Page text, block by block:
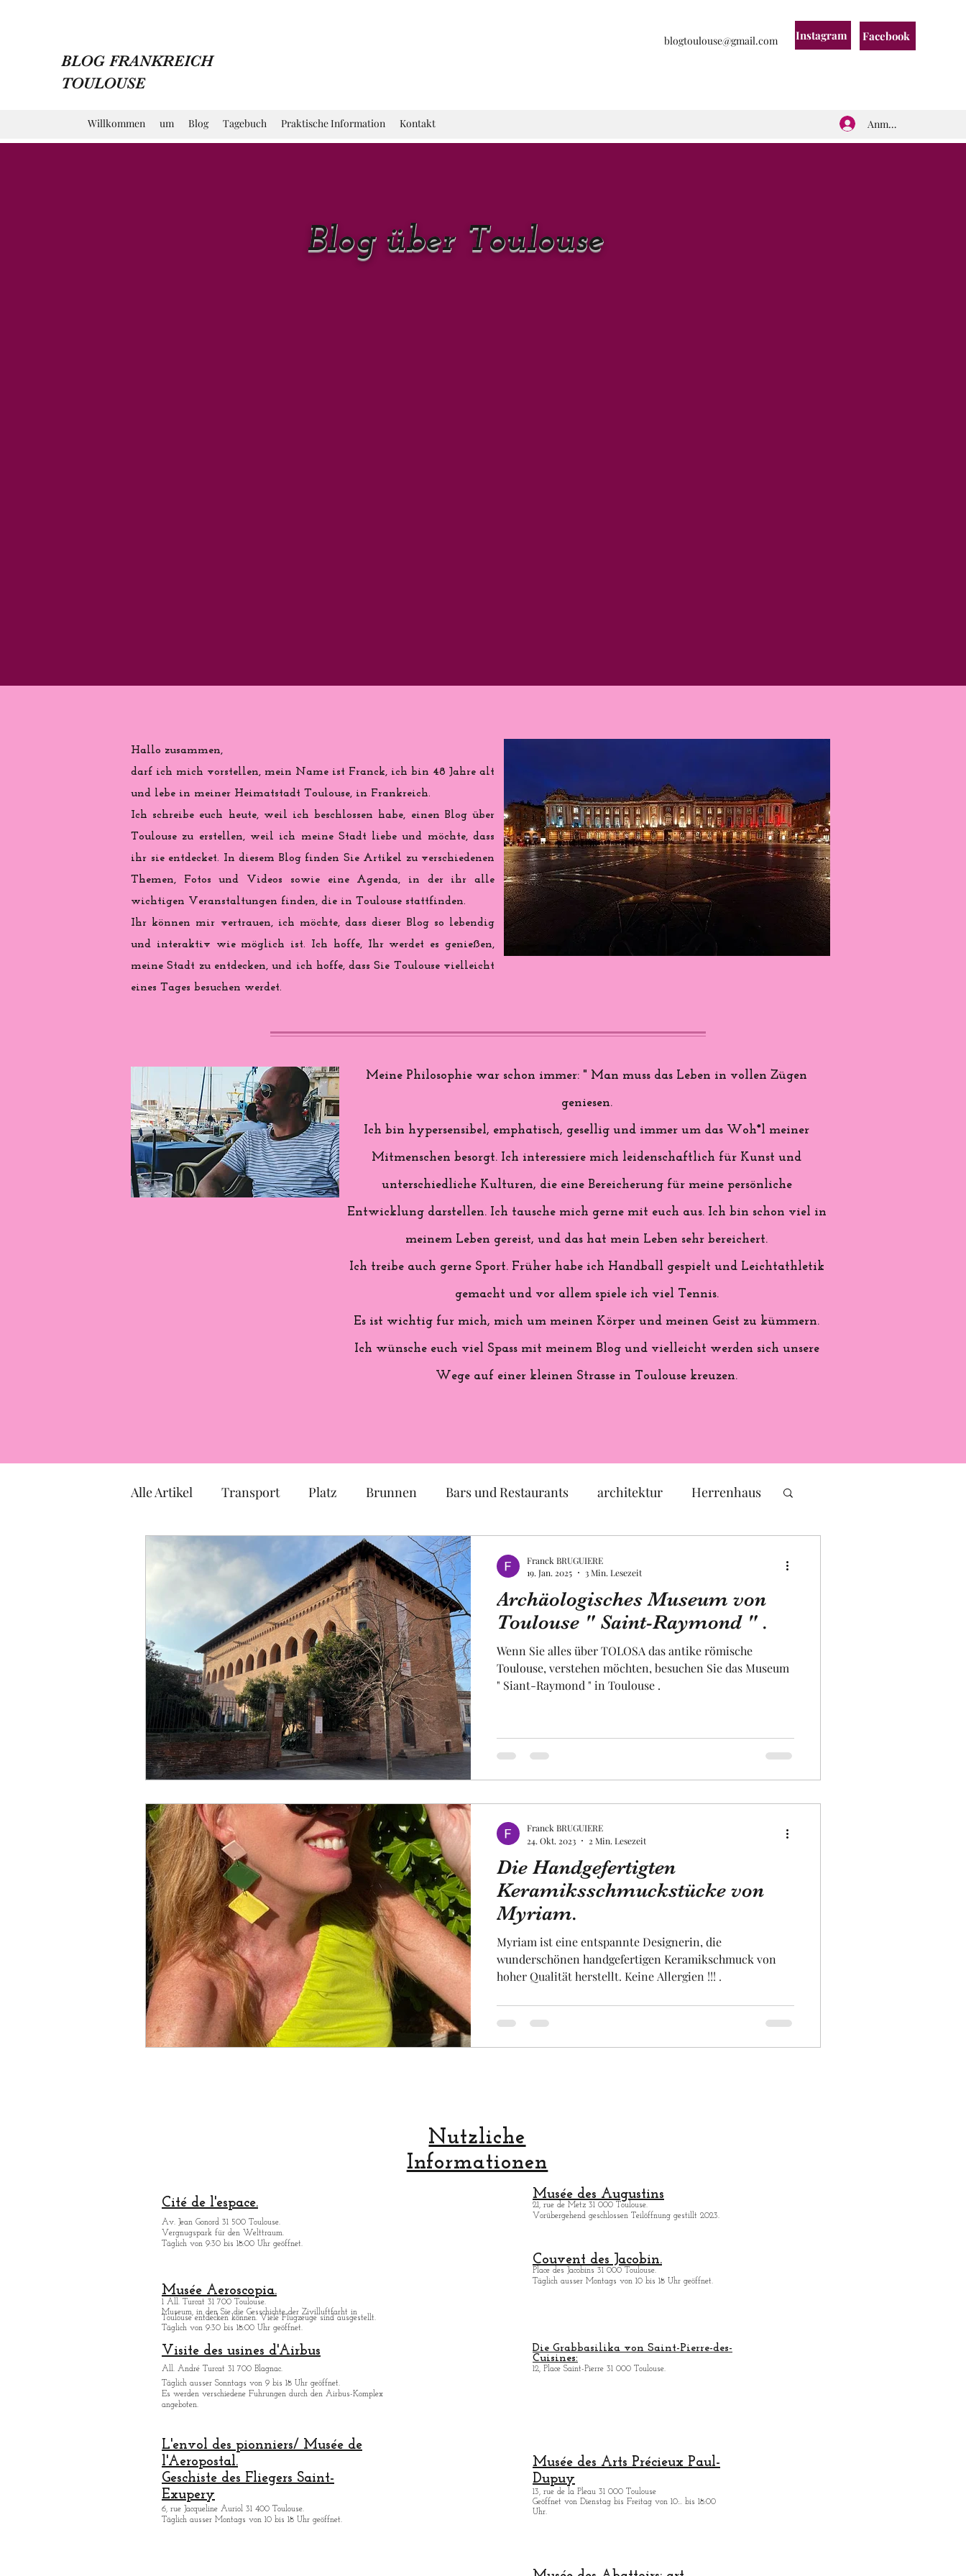
BLOG FRANKREICH
TOULOUSE
blogtoulouse@gmail.com Instagram Facebook
Willkommen um Blog Tagebuch Praktische Information Kontakt Anmelden
Blog über Toulouse
Hallo zusammen,
darf ich mich vorstellen, mein Name ist Franck, ich bin 48 Jahre alt
und lebe in meiner Heimatstadt Toulouse, in Frankreich.
Ich schreibe euch heute, weil ich beschlossen habe, einen Blog über
Toulouse zu erstellen, weil ich meine Stadt liebe und möchte, dass
ihr sie entdecket. In diesem Blog finden Sie Artikel zu verschiedenen
Themen, Fotos und Videos sowie eine Agenda, in der ihr alle
wichtigen Veranstaltungen finden, die in Toulouse stattfinden.
Ihr können mir vertrauen, ich möchte, dass dieser Blog so lebendig
und interaktiv wie möglich ist. Ich hoffe, Ihr werdet es genießen,
meine Stadt zu entdecken, und ich hoffe, dass Sie Toulouse vielleicht
eines Tages besuchen werdet.
Meine Philosophie war schon immer: " Man muss das Leben in vollen Zügen
geniesen.
Ich bin hypersensibel, emphatisch, gesellig und immer um das Woh*l meiner
Mitmenschen besorgt. Ich interessiere mich leidenschaftlich für Kunst und
unterschiedliche Kulturen, die eine Bereicherung für meine persönliche
Entwicklung darstellen. Ich tausche mich gerne mit euch aus. Ich bin schon viel in
meinem Leben gereist, und das hat mein Leben sehr bereichert.
Ich treibe auch gerne Sport. Früher habe ich Handball gespielt und Leichtathletik
gemacht und vor allem spiele ich viel Tennis.
Es ist wichtig fur mich, mich um meinen Körper und meinen Geist zu kümmern.
Ich wünsche euch viel Spass mit meinem Blog und vielleicht werden sich unsere
Wege auf einer kleinen Strasse in Toulouse kreuzen.
Alle Artikel Transport Platz Brunnen Bars und Restaurants architektur Herrenhaus
Markt Garten Ausstellung
TOULOUSE Okzitanien Politik Statue Skulptur Pastell lokales Handwerk
Designer Handwerker Obst und Gemüse Luftfahrt Fakultät Universität
Religion Festival Europa Raum
Archäologisches Museum von
Toulouse " Saint-Raymond " .
Wenn Sie alles über TOLOSA das antike römische
Toulouse, verstehen möchten, besuchen Sie das Museum
" Siant-Raymond " in Toulouse .
Franck BRUGUIERE
19. Jan. 2025
3 Min. Lesezeit
Die Handgefertigten
Keramiksschmuckstücke von
Myriam.
Myriam ist eine entspannte Designerin, die
wunderschönen handgefertigen Keramikschmuck von
hoher Qualität herstellt. Keine Allergien !!! .
Franck BRUGUIERE
24. Okt. 2023
2 Min. Lesezeit
Nutzliche
Informationen
Cité de l'espace.
Av. Jean Gonord 31 500 Toulouse.
Vergnugspark für den Welttraum.
Täglich von 9:30 bis 18:00 Uhr geöffnet.
Musée des Augustins
21, rue de Metz 31 000 Toulouse.
Vorübergehend geschlossen Teilöffnung gestillt 2023.
Couvent des Jacobin.
Place des Jacobins 31 000 Toulouse.
Täglich ausser Montags von 10 bis 18 Uhr geöffnet.
Musée Aeroscopia.
1 All. Turcat 31 700 Toulouse.
Museum, in den Sie die Gesschichte der Zivilluftfarht in
Toulouse entdecken können. Viele Flugzeuge sind ausgestellt.
Täglich von 9:30 bis 18:00 Uhr geöffnet.
Visite des usines d'Airbus
All. André Turcat 31 700 Blagnac.
Täglich ausser Sonntags von 9 bis 18 Uhr geöffnet.
Es werden verschiedene Fuhrungen durch den Airbus-Komplex
angeboten.
L'envol des pionniers/ Musée de
l'Aeropostal.
Geschiste des Fliegers Saint-
Exupery
6, rue Jacqueline Auriol 31 400 Toulouse.
Täglich ausser Montags von 10 bis 18 Uhr geöffnet.
Die Grabbasilika von Saint-Pierre-des-
Cuisines:
12, Place Saint-Pierre 31 000 Toulouse.
Musée des Arts Précieux Paul-
Dupuy
13, rue de la Pleau 31 000 Toulouse
Geöffnet von Dienstag bis Freitag von 10:.. bis 18:00
Uhr.